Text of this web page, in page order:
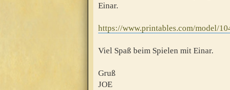
Einar.
https://www.printables.com/model/
Viel Spaß beim Spielen mit Einar.
Gruß
JOE